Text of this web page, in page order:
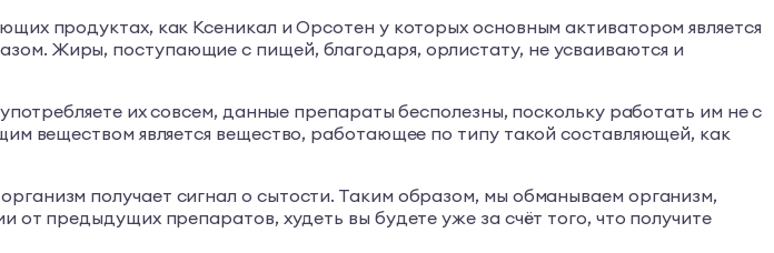
продуктах, как Ксеникал и Орсотен у которых основным активатором является
Жиры, поступающие с пищей, благодаря, орлистату, не усваиваются и
их совсем, данные препараты бесполезны, поскольку работать им не с
веществом является вещество, работающее по типу такой составляющей, как
получает сигнал о сытости. Таким образом, мы обманываем организм,
предыдущих препаратов, худеть вы будете уже за счёт того, что получите